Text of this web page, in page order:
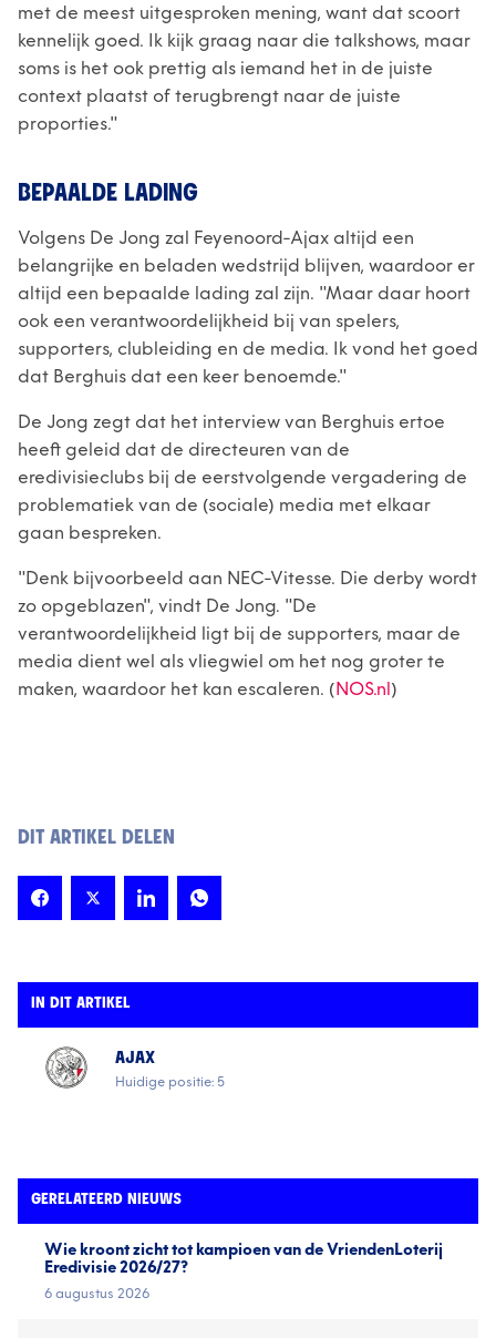
met de meest uitgesproken mening, want dat scoort
kennelijk goed. Ik kijk graag naar die talkshows, maar
soms is het ook prettig als iemand het in de juiste
context plaatst of terugbrengt naar de juiste
proporties."
BEPAALDE LADING
Volgens De Jong zal Feyenoord-Ajax altijd een
belangrijke en beladen wedstrijd blijven, waardoor er
altijd een bepaalde lading zal zijn. "Maar daar hoort
ook een verantwoordelijkheid bij van spelers,
supporters, clubleiding en de media. Ik vond het goed
dat Berghuis dat een keer benoemde."
De Jong zegt dat het interview van Berghuis ertoe
heeft geleid dat de directeuren van de
eredivisieclubs bij de eerstvolgende vergadering de
problematiek van de (sociale) media met elkaar
gaan bespreken.
"Denk bijvoorbeeld aan NEC-Vitesse. Die derby wordt
zo opgeblazen", vindt De Jong. "De
verantwoordelijkheid ligt bij de supporters, maar de
media dient wel als vliegwiel om het nog groter te
maken, waardoor het kan escaleren. (NOS.nl)
DIT ARTIKEL DELEN
IN DIT ARTIKEL
AJAX
Huidige positie: 5
GERELATEERD NIEUWS
Wie kroont zicht tot kampioen van de VriendenLoterij
Eredivisie 2026/27?
6 augustus 2026